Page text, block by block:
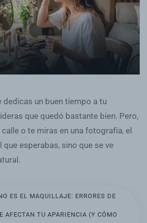
dedicas un buen tiempo a tu
que quedó bastante bien. Pero,
o te miras en una fotografía, el
que esperabas, sino que se ve
ES EL MAQUILLAJE: ERRORES DE
AFECTAN TU APARIENCIA (Y CÓMO